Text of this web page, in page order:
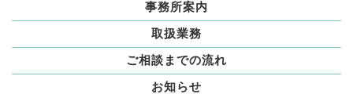
事務所案内
取扱業務
ご相談までの流れ
お知らせ